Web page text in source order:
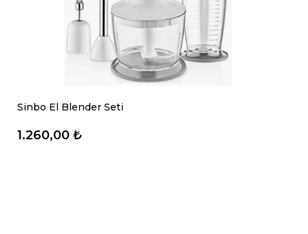
Sinbo El Blender Seti
1.260,00 ₺